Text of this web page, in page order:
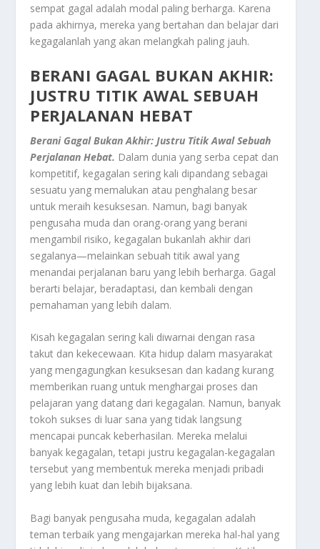
sempat gagal adalah modal paling berharga. Karena
pada akhirnya, mereka yang bertahan dan belajar dari
kegagalanlah yang akan melangkah paling jauh.
BERANI GAGAL BUKAN AKHIR:
JUSTRU TITIK AWAL SEBUAH
PERJALANAN HEBAT
Berani Gagal Bukan Akhir: Justru Titik Awal Sebuah
Perjalanan Hebat. Dalam dunia yang serba cepat dan
kompetitif, kegagalan sering kali dipandang sebagai
sesuatu yang memalukan atau penghalang besar
untuk meraih kesuksesan. Namun, bagi banyak
pengusaha muda dan orang-orang yang berani
mengambil risiko, kegagalan bukanlah akhir dari
segalanya—melainkan sebuah titik awal yang
menandai perjalanan baru yang lebih berharga. Gagal
berarti belajar, beradaptasi, dan kembali dengan
pemahaman yang lebih dalam.
Kisah kegagalan sering kali diwarnai dengan rasa
takut dan kekecewaan. Kita hidup dalam masyarakat
yang mengagungkan kesuksesan dan kadang kurang
memberikan ruang untuk menghargai proses dan
pelajaran yang datang dari kegagalan. Namun, banyak
tokoh sukses di luar sana yang tidak langsung
mencapai puncak keberhasilan. Mereka melalui
banyak kegagalan, tetapi justru kegagalan-kegagalan
tersebut yang membentuk mereka menjadi pribadi
yang lebih kuat dan lebih bijaksana.
Bagi banyak pengusaha muda, kegagalan adalah
teman terbaik yang mengajarkan mereka hal-hal yang